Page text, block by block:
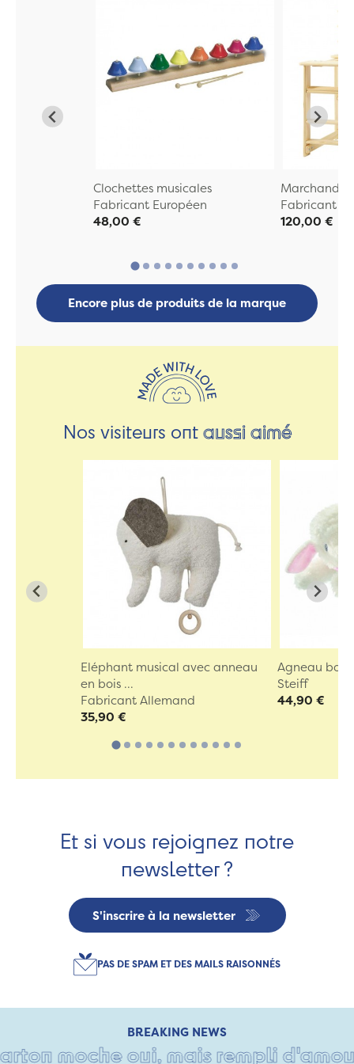
Clochettes musicales
Fabricant Européen
48,00 €
Marchande
Fabricant
120,00 €
Encore plus de produits de la marque
Nos visiteurs ontaussi aimé
Eléphant musical avec anneau
en bois ...
Fabricant Allemand
35,90 €
Agneau
Steiff
44,90 €
Et si vous rejoignez notre
newsletter ?
S'inscrire à la newsletter
PAS DE SPAM ET DES MAILS RAISONNÉS
BREAKING NEWS
moche oui, mais rempli d'amour